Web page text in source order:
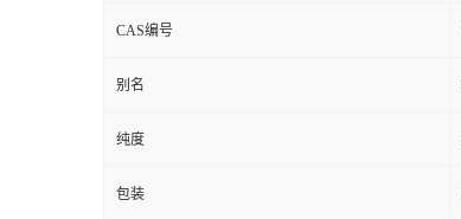
CAS编号
别名
纯度
包装